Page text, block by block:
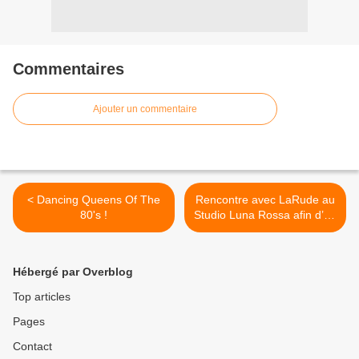
Commentaires
Ajouter un commentaire
< Dancing Queens Of The
80's !
Rencontre avec LaRude au
Studio Luna Rossa afin d’en
apprendre plus sur « Cool
Hébergé par Overblog
Top articles
Pages
Contact